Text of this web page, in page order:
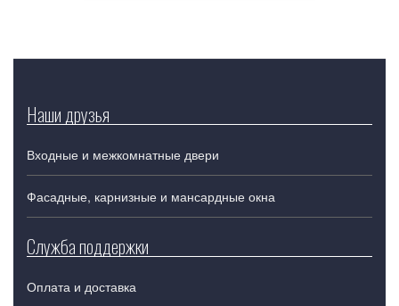
Наши друзья
Входные и межкомнатные двери
Фасадные, карнизные и мансардные окна
Служба поддержки
Оплата и доставка